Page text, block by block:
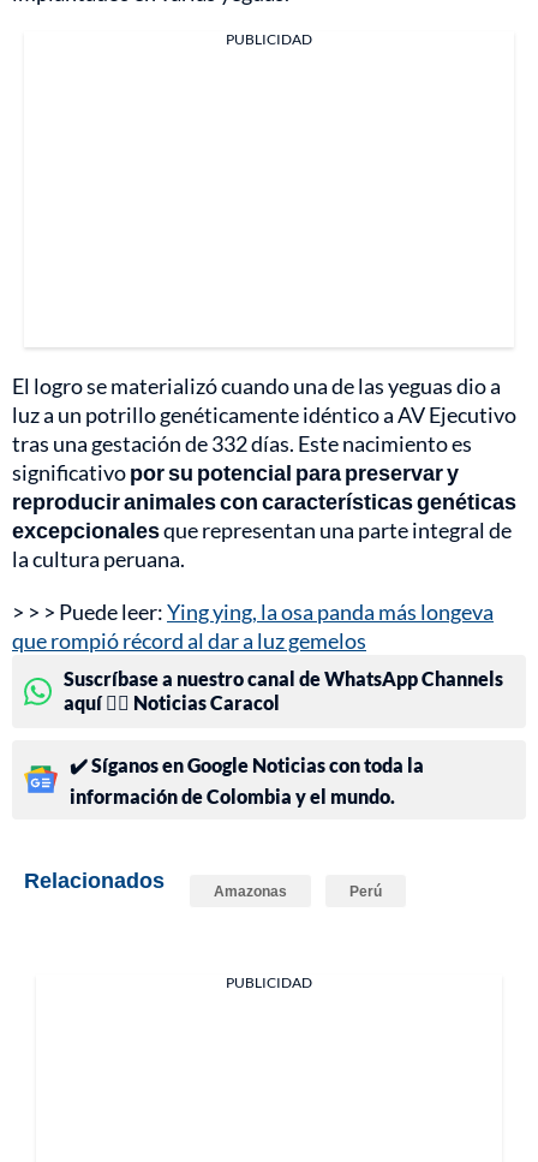
PUBLICIDAD
El logro se materializó cuando una de las yeguas dio a
luz a un potrillo genéticamente idéntico a AV Ejecutivo
tras una gestación de 332 días. Este nacimiento es
significativopor su potencial para preservar y
reproducir animales con características genéticas
excepcionalesque representan una parte integral de
la cultura peruana.
> > > Puede leer:Ying ying, la osa panda más longeva
que rompió récord al dar a luz gemelos
Suscríbase a nuestro canal de WhatsApp Channels
aquí 👉🏻 Noticias Caracol
✔️ Síganos en Google Noticias con toda la
información de Colombia y el mundo.
Relacionados Amazonas Perú
PUBLICIDAD